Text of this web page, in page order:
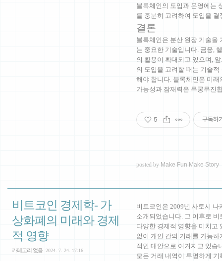
블록체인의 도입과 운영에는
를 충분히 고려하여 도입을 결
결론
블록체인은 분산 원장 기술을
는 중요한 기술입니다. 금융,
의 활용이 확대되고 있으며,
의 도입을 고려할 때는 기술
해야 합니다. 블록체인은 미
가능성과 잠재력은 무궁무진
5 구독하
posted by Make Fun Make Story
비트코인 경제학- 가
상화폐의 미래와 경제
적 영향
카테고리 없음 2024. 7. 24. 17:16
비트코인은 2009년 사토시
소개되었습니다. 그 이후로
다양한 경제적 영향을 미치고
없이 개인 간의 거래를 가능
적인 대안으로 여겨지고 있습
모든 거래 내역이 투명하게